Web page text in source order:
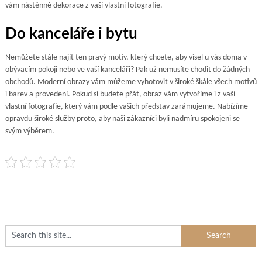
vám nástěnné dekorace z vaší vlastní fotografie.
Do kanceláře i bytu
Nemůžete stále najít ten pravý motiv, který chcete, aby visel u vás doma v
obývacím pokoji nebo ve vaší kanceláři? Pak už nemusíte chodit do žádných
obchodů. Moderní obrazyvám můžeme vyhotovit v široké škále všech motivů
i barev a provedení. Pokud si budete přát, obraz vám vytvoříme i z vaší
vlastní fotografie, který vám podle vašich představ zarámujeme. Nabízíme
opravdu široké služby proto, aby naši zákazníci byli nadmíru spokojeni se
svým výběrem.